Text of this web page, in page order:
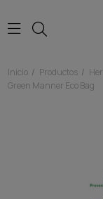
Inicio Productos
Green Manner Eco Bag